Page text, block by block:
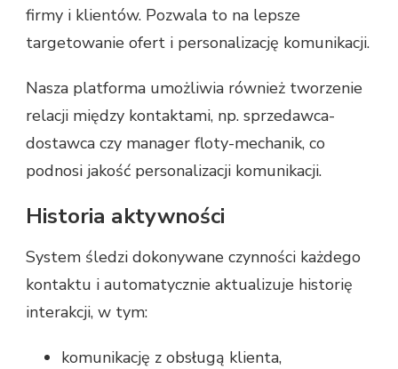
firmy i klientów. Pozwala to na lepsze
targetowanie ofert i personalizację komunikacji.
Nasza platforma umożliwia również tworzenie
relacji między kontaktami, np. sprzedawca-
dostawca czy manager floty-mechanik, co
podnosi jakość personalizacji komunikacji.
Historia aktywności
System śledzi dokonywane czynności każdego
kontaktu i automatycznie aktualizuje historię
interakcji, w tym:
komunikację z obsługą klienta,